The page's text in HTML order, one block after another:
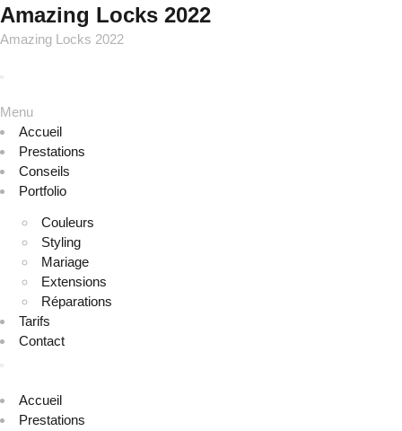
Amazing Locks 2022
Amazing Locks 2022
Menu
Accueil
Prestations
Conseils
Portfolio
Couleurs
Styling
Mariage
Extensions
Réparations
Tarifs
Contact
Accueil
Prestations